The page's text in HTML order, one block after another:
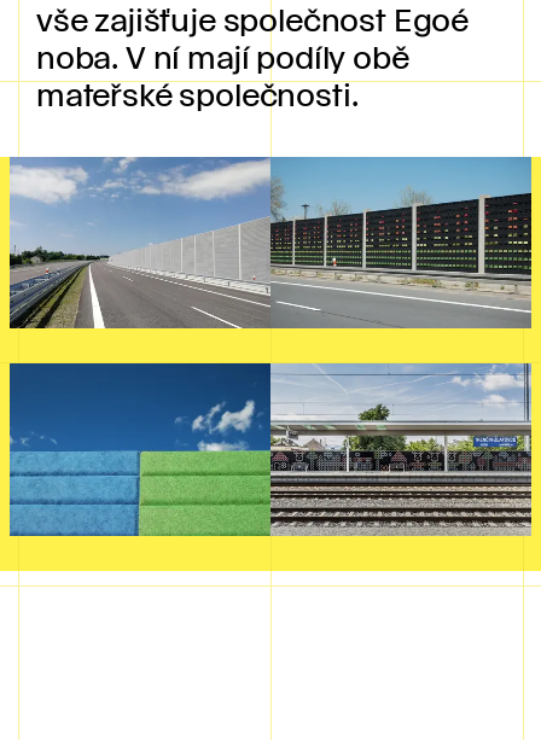
vše zajišťuje společnost Egoé
noba. V ní mají podíly obě
mateřské společnosti.